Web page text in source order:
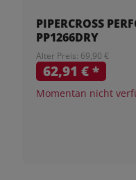
PIPERCROSS
PP1266DRY
Alter Preis: 69,90 €
62,91 €*
Momentan nicht